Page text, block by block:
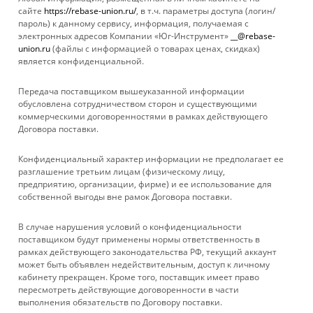
Показать еще
1 2 3 8
КАТАЛОГ
УСЛУГИ
БРЕНДЫ
КОМПАНИЯ
ИНФОРМАЦИЯ
ПОМОЩЬ
сайте https://rebase-union.ru/, в т.ч. параметры доступа (логин/
пароль) к данному сервису, информация, получаемая с
электронных адресов Компании «Юг-Инструмент»
__@rebase-
union.ru(файлы с информацией о товарах ценах, скидках)
является конфиденциальной.
Передача поставщиком вышеуказанной информации
обусловлена сотрудничеством сторон и существующими
коммерческими договоренностями в рамках действующего
Договора поставки.
Конфиденциальный характер информации не предполагает ее
разглашение третьим лицам (физическому лицу,
предприятию, организации, фирме) и ее использование для
собственной выгоды вне рамок Договора поставки.
В случае нарушения условий о конфиденциальности
поставщиком будут применены нормы ответственность в
рамках действующего законодательства РФ, текущий аккаунт
может быть объявлен недействительным, доступ к личному
кабинету прекращен. Кроме того, поставщик имеет право
пересмотреть действующие договоренности в части
выполнения обязательств по Договору поставки.